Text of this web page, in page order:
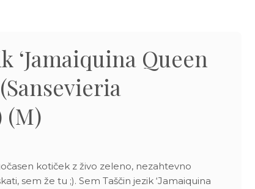
‘Jamaiquina Queen
(M)
kotiček z živo zeleno, nezahtevno
sem že tu ;). Sem Taščin jezik ‘Jamaiquina